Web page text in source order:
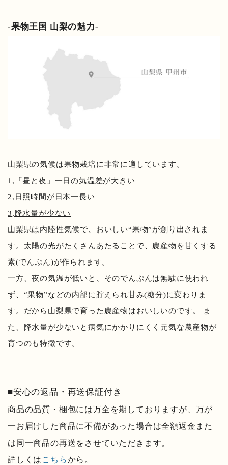
-果物王国 山梨の魅力-
山梨県の気候は果物栽培に非常に適しています。
1,「昼と夜」一日の気温差が大きい
2,日照時間が日本一長い
3,降水量が少ない
山梨県は内陸性気候で、おいしい“果物”が創り出されま
す。太陽の光がたくさんあたることで、農産物を甘くする
素(でんぷん)が作られます。
一方、夜の気温が低いと、そのでんぷんは無駄に使われ
ず、“果物”などの内部に貯えられ甘み(糖分)に変わりま
す。だから山梨県で育った農産物はおいしいのです。 ま
た、降水量が少ないと病気にかかりにくく元気な農産物が
育つのも特徴です。
■安心の返品・再送保証付き
商品の品質・梱包には万全を期しておりますが、万が
一お届けした商品に不備があった場合は全額返金また
は同一商品の再送をさせていただきます。
詳しくは こちらから。